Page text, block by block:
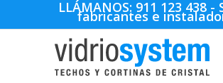
LLÁMANOS: 911 123 438 -
fabricantes e